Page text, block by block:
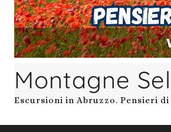
Montagne
Escursioni in Abruzzo. Pensieri